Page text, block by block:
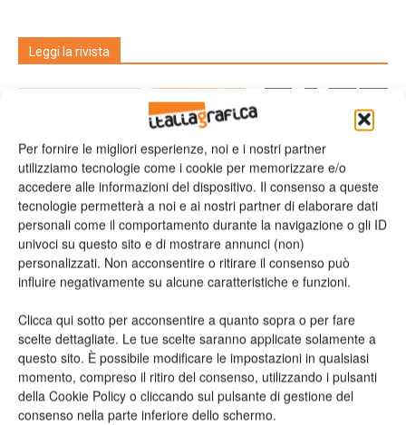
Per fornire le migliori esperienze, noi e i nostri partner
utilizziamo tecnologie come i cookie per memorizzare e/o
accedere alle informazioni del dispositivo. Il consenso a queste
tecnologie permetterà a noi e ai nostri partner di elaborare dati
personali come il comportamento durante la navigazione o gli ID
univoci su questo sito e di mostrare annunci (non)
personalizzati. Non acconsentire o ritirare il consenso può
influire negativamente su alcune caratteristiche e funzioni.
Clicca qui sotto per acconsentire a quanto sopra o per fare
scelte dettagliate. Le tue scelte saranno applicate solamente a
questo sito. È possibile modificare le impostazioni in qualsiasi
momento, compreso il ritiro del consenso, utilizzando i pulsanti
della Cookie Policy o cliccando sul pulsante di gestione del
consenso nella parte inferiore dello schermo.
Leggi la rivista
n.2 - Giugno 2026 n.1 - Maggio 2026 n.6 - Dicembre 2025
Edicola Web
Iscriviti alla newsletter
Seguici su Facebook